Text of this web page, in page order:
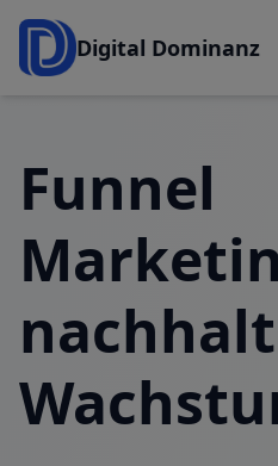
Digital Dominanz
Funnel